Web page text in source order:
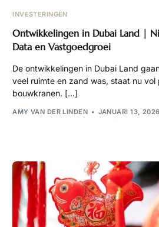
INVESTERINGEN
Ontwikkelingen in Dubai Land |
Data en Vastgoedgroei
De ontwikkelingen in Dubai Land
veel ruimte en zand was, staat nu vol
bouwkranen. […]
AMY VAN DER LINDEN JANUARI 13, 2026